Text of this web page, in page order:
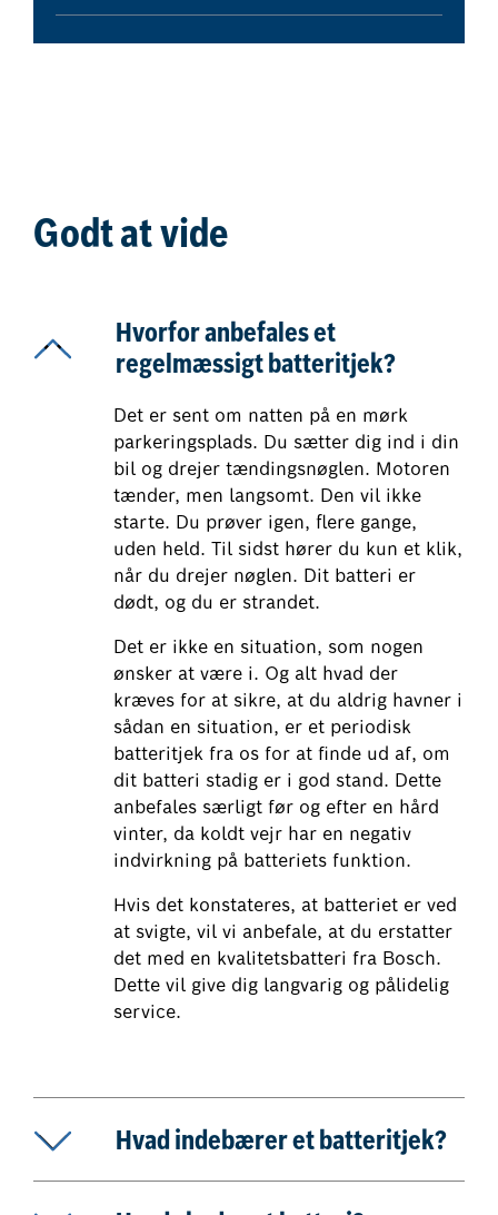
Godt at vide
Hvorfor anbefales et
regelmæssigt batteritjek?
Det er sent om natten på en mørk
parkeringsplads. Du sætter dig ind i din
bil og drejer tændingsnøglen. Motoren
tænder, men langsomt. Den vil ikke
starte. Du prøver igen, flere gange,
uden held. Til sidst hører du kun et klik,
når du drejer nøglen. Dit batteri er
dødt, og du er strandet.
Det er ikke en situation, som nogen
ønsker at være i. Og alt hvad der
kræves for at sikre, at du aldrig havner i
sådan en situation, er et periodisk
batteritjek fra os for at finde ud af, om
dit batteri stadig er i god stand. Dette
anbefales særligt før og efter en hård
vinter, da koldt vejr har en negativ
indvirkning på batteriets funktion.
Hvis det konstateres, at batteriet er ved
at svigte, vil vi anbefale, at du erstatter
det med en kvalitetsbatteri fra Bosch.
Dette vil give dig langvarig og pålidelig
service.
Hvad indebærer et batteritjek?